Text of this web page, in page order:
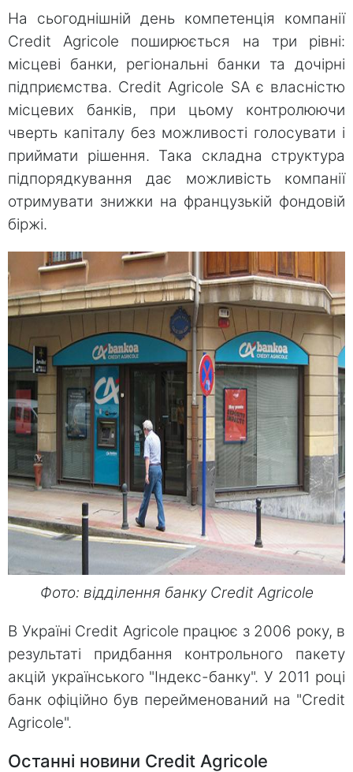
На сьогоднішній день компетенція компанії
Credit Agricole поширюється на три рівні:
місцеві банки, регіональні банки та дочірні
підприємства. Credit Agricole SA є власністю
місцевих банків, при цьому контролюючи
чверть капіталу без можливості голосувати і
приймати рішення. Така складна структура
підпорядкування дає можливість компанії
отримувати знижки на французькій фондовій
біржі.
Фото: відділення банку Credit Agricole
В Україні Credit Agricole працює з 2006 року, в
результаті придбання контрольного пакету
акцій українського "Індекс-банку". У 2011 році
банк офіційно був перейменований на "Credit
Agricole".
Останні новини Credit Agricole